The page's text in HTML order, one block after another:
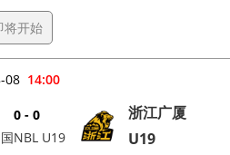
将开始
14:00
08
0 - 0
NBL U19
浙江广厦
U19